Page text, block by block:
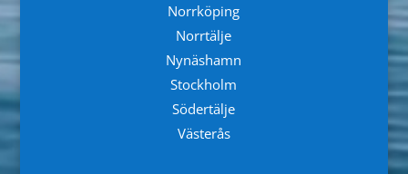
Norrköping
Norrtälje
Nynäshamn
Stockholm
Södertälje
Västerås